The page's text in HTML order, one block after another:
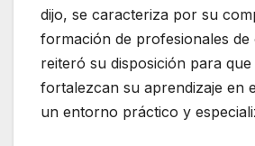
dijo, se caracteriza por su
formación de profesionales de
reiteró su disposición para
fortalezcan su aprendizaje en
un entorno práctico y